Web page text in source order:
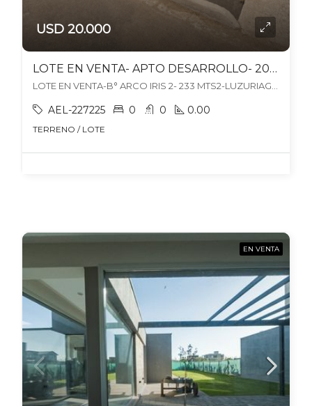
USD 20.000
LOTE EN VENTA- APTO DESARROLLO- 200 M2-MAIPU
LOTE EN VENTA-B° ARCO IRIS 2- 233 MTS2-LUZURIAGA MAIPU, Luzuriaga, Maipú
AEL-227225 0 0 0.00
TERRENO / LOTE
EN VENTA